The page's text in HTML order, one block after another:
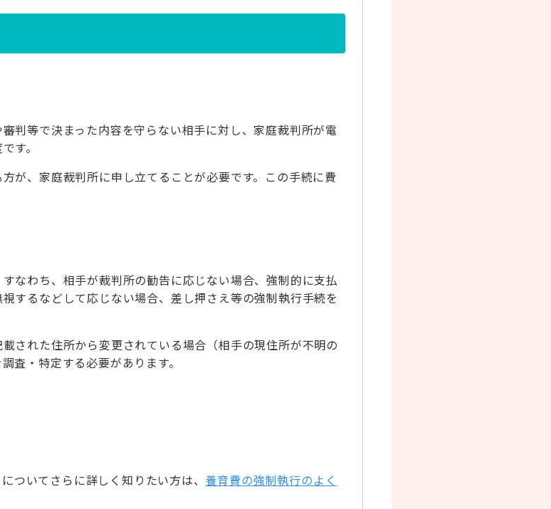
判等で決まった内容を守らない相手に対し、家庭裁判所が電
す。
が、家庭裁判所に申し立てることが必要です。この手続に費
なわち、相手が裁判所の勧告に応じない場合、強制的に支払
するなどして応じない場合、差し押さえ等の強制執行手続を
された住所から変更されている場合（相手の現住所が不明の
査・特定する必要があります。
ついてさらに詳しく知りたい方は、 養育費の強制執行のよく